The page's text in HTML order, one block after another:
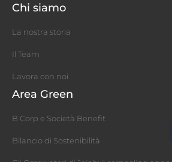
Chi siamo
La nostra storia
Il Team
Lavora con noi
Area Green
B Corp e Società Benefit
Bilancio di Sostenibilità